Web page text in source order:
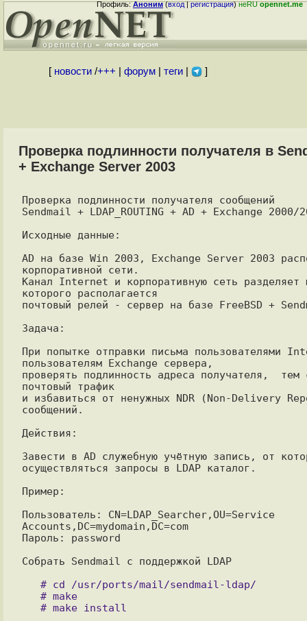
Профиль:Аноним(вход|регистрация)неRUopennet.me
[ новости/+++ форум| теги| ]
Проверка подлинности получателя в
+ Exchange Server 2003
Проверка подлинности получателя сообщений
Sendmail + LDAP_ROUTING + AD + Exchange 2000/
Исходные данные:
AD на базе Win 2003, Exchange Server 2003
корпоративной сети.
Канал Internet и корпоративную сеть разделяет
которого располагается
почтовый релей - сервер на базе FreeBSD +
Задача:
При попытке отправки письма пользователями
пользователям Exchange сервера,
проверять подлинность адреса получателя,  тем
почтовый трафик
и избавиться от ненужных NDR (Non-Delivery
сообщений.
Действия:
Завести в AD служебную учётную запись, от
осуществляться запросы в LDAP каталог.
Пример:
Пользователь: CN=LDAP_Searcher,OU=Service
Accounts,DC=mydomain,DC=com
Пароль: password
Собрать Sendmail с поддержкой LDAP